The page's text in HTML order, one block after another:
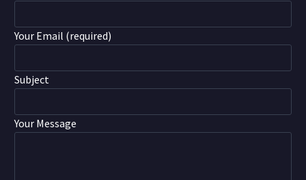
Your Email (required)
Subject
Your Message